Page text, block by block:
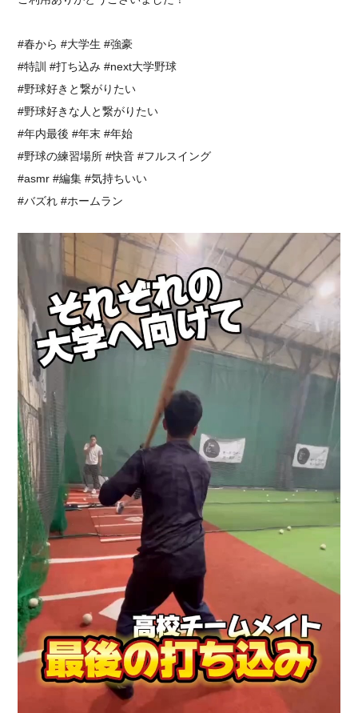
#春から #大学生 #強豪
#特訓 #打ち込み #next大学野球
#野球好きと繋がりたい
#野球好きな人と繋がりたい
#年内最後 #年末 #年始
#野球の練習場所 #快音 #フルスイング
#asmr #編集 #気持ちいい
#バズれ #ホームラン